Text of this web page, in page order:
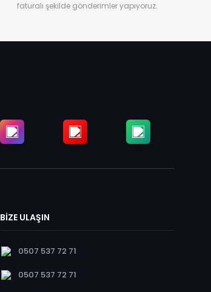
faturalı şekilde gönderimler yapıyoruz.
BİZE ULAŞIN
0507 537 72 71
0507 537 72 71